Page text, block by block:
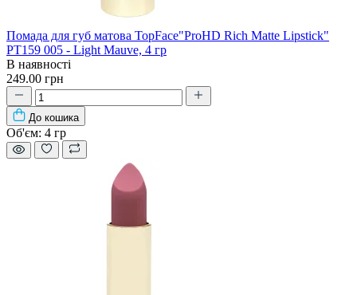
Помада для губ матова TopFace"ProHD Rich Matte Lipstick"
PT159 005 - Light Mauve, 4 гр
В наявності
249.00 грн
До кошика
Об'єм: 4 гр